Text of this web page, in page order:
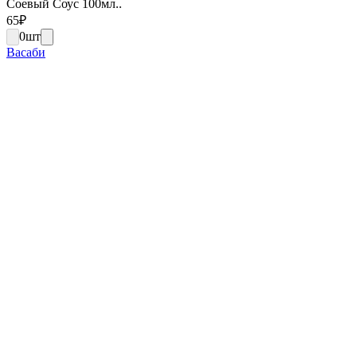
Соевый Соус 100мл..
65₽
0шт
Васаби